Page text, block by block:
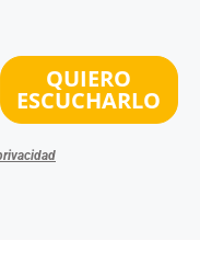
QUIERO
ESCUCHARLO